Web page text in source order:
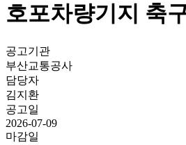
호포차량기지 축
공고기관
부산교통공사
담당자
김지환
공고일
2026-07-09
마감일